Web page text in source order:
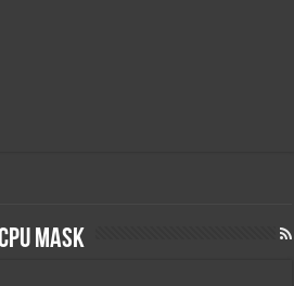
mask